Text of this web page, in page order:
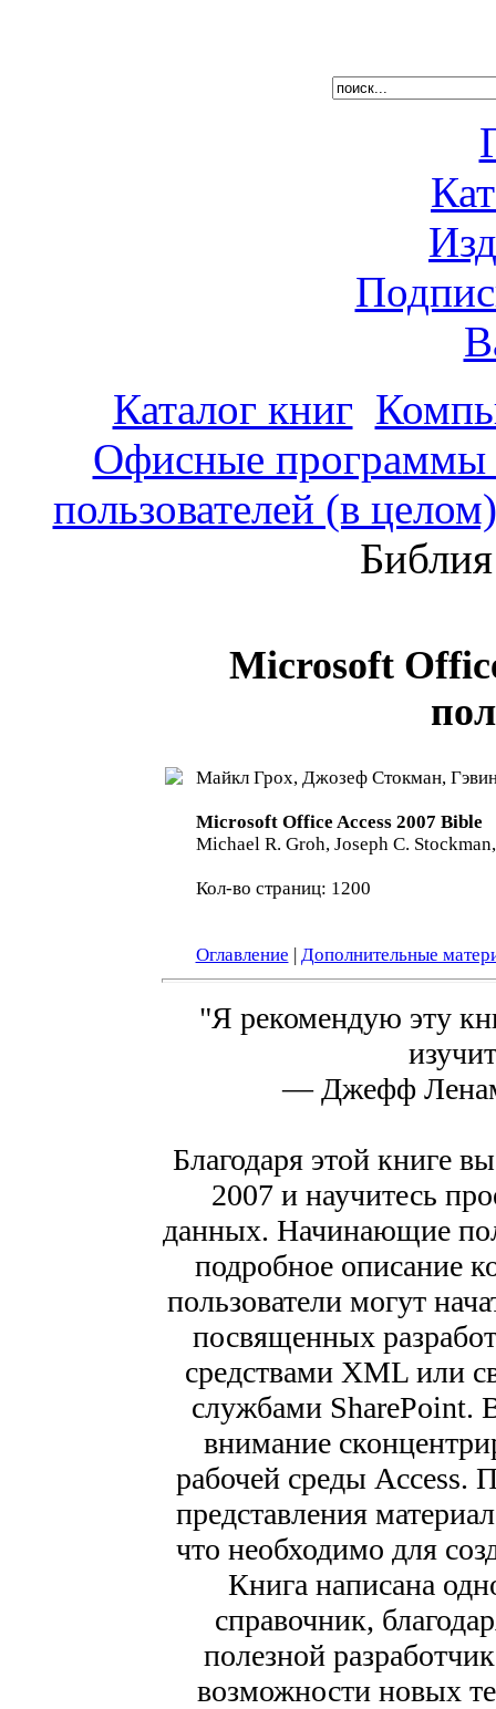
Каталог книг
Офисные
пользователей (в целом)
Microsoft
Майкл Грох, Джозеф Стокман,
Microsoft Office Access 2007 Bible
Michael R. Groh, Joseph C.
Кол-во страниц: 1200
Оглавление | Дополнительные
"Я рекомендую эту
— Джефф
Благодаря этой книге
2007 и научитесь
данных. Начинающие
подробное описание
пользователи могут
посвященных
средствами XML или
службами SharePoint.
внимание
рабочей среды Access.
представления
что необходимо для
Книга написана
справочник,
полезной
возможности новых